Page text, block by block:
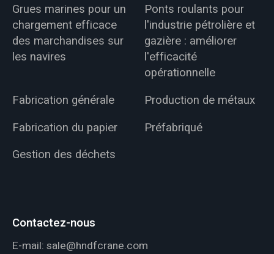
Grues marines pour un
chargement efficace
des marchandises sur
les navires
Ponts roulants pour
l'industrie pétrolière et
gazière : améliorer
l'efficacité
opérationnelle
Fabrication générale
Production de métaux
Fabrication du papier
Préfabriqué
Gestion des déchets
Contactez-nous
E-mail: sale@hndfcrane.com